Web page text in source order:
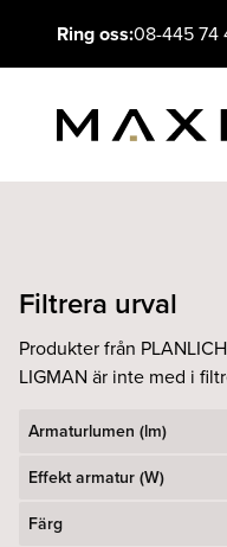
Ring oss:08-445 74
Filtrera urval
Produkter från
LIGMAN är inte med i
Armaturlumen (lm)
Effekt armatur (W)
Färg